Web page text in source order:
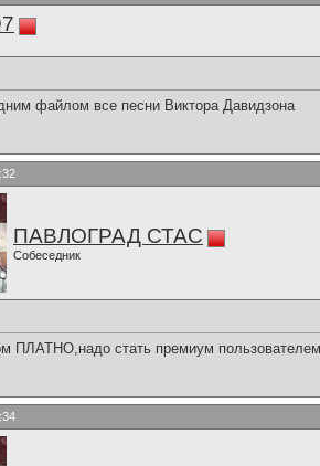
файлом все песни Виктора Давидзона
ПАВЛОГРАД СТАС
Собеседник
ПЛАТНО,надо стать премиум пользователем